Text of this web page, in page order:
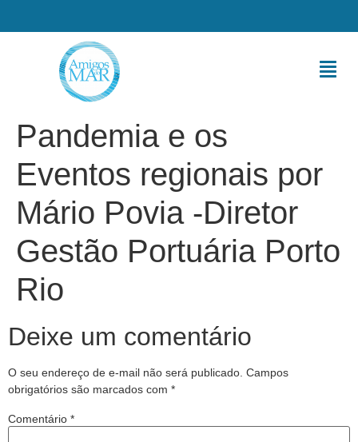
Pandemia e os
Eventos regionais por
Mário Povia -Diretor
Gestão Portuária Porto
Rio
Deixe um comentário
O seu endereço de e-mail não será publicado. Campos
obrigatórios são marcados com *
Comentário *